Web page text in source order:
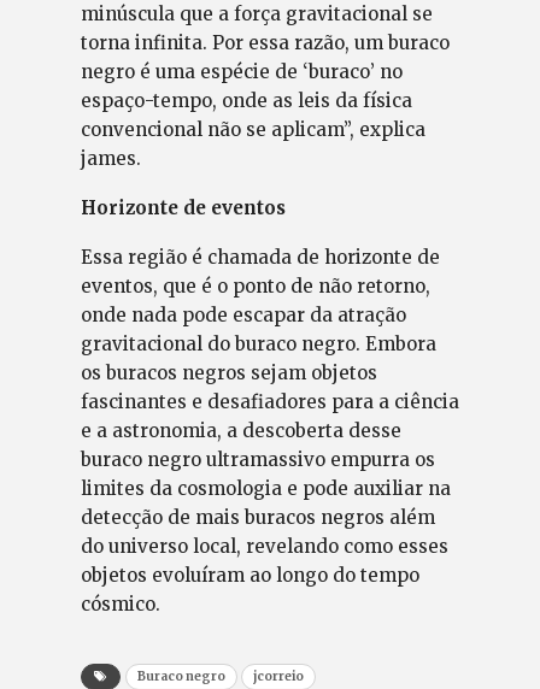
minúscula que a força gravitacional se
torna infinita. Por essa razão, um buraco
negro é uma espécie de ‘buraco’ no
espaço-tempo, onde as leis da física
convencional não se aplicam”, explica
james.
Horizonte de eventos
Essa região é chamada de horizonte de
eventos, que é o ponto de não retorno,
onde nada pode escapar da atração
gravitacional do buraco negro. Embora
os buracos negros sejam objetos
fascinantes e desafiadores para a ciência
e a astronomia, a descoberta desse
buraco negro ultramassivo empurra os
limites da cosmologia e pode auxiliar na
detecção de mais buracos negros além
do universo local, revelando como esses
objetos evoluíram ao longo do tempo
cósmico.
Buraco negro
jcorreio